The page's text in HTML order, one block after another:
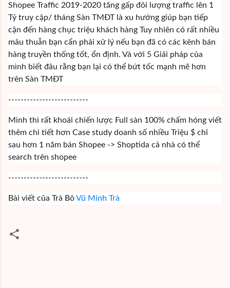
Shopee Traffic 2019-2020 tăng gấp đôi lượng traffic lên 1
Tỷ truy cập/ tháng Sàn TMĐT là xu hướng giúp bạn tiếp
cận đến hàng chục triệu khách hàng Tuy nhiên có rất nhiều
mâu thuẫn bạn cẩn phải xử lý nếu bạn đã có các kênh bán
hàng truyền thống tốt, ổn định. Và với 5 Giải pháp của
mình biết đâu rằng bạn lại có thể bứt tốc mạnh mẽ hơn
trên Sàn TMĐT
--------------------------
Mình thì rất khoái chiến lược Full sàn 100% chấm hóng viết
thêm chi tiết hơn Case study doanh số nhiều Triệu $ chỉ
sau hơn 1 năm bán Shopee -> Shoptida cả nhà có thể
search trên shopee
--------------------------
Bài viết của Trà BôVũ Minh Trà